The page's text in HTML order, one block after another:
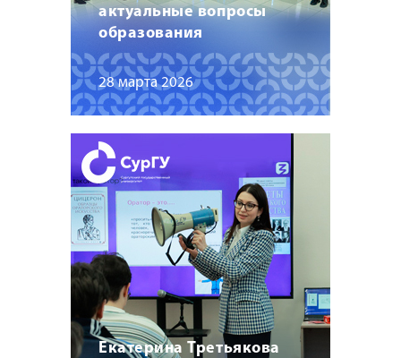
актуальные вопросы
образования
28 марта 2026
Екатерина Третьякова